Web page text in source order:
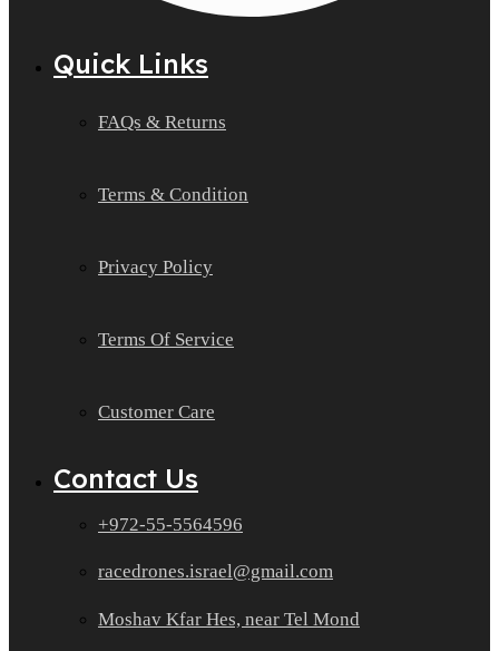
Quick Links
FAQs & Returns
Terms & Condition
Privacy Policy
Terms Of Service
Customer Care
Contact Us
+972-55-5564596
racedrones.israel@gmail.com
Moshav Kfar Hes, near Tel Mond